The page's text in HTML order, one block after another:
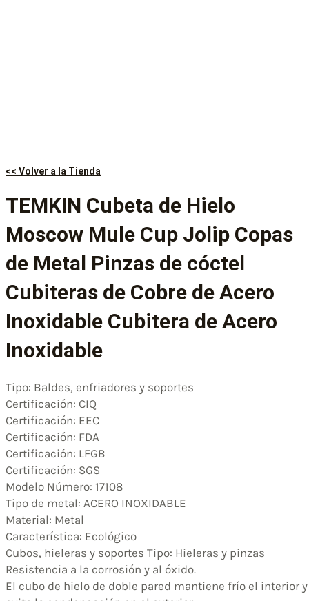
<< Volver a la Tienda
TEMKIN Cubeta de Hielo
Moscow Mule Cup Jolip Copas
de Metal Pinzas de cóctel
Cubiteras de Cobre de Acero
Inoxidable Cubitera de Acero
Inoxidable
Tipo: Baldes, enfriadores y soportes
Certificación: CIQ
Certificación: EEC
Certificación: FDA
Certificación: LFGB
Certificación: SGS
Modelo Número: 17108
Tipo de metal: ACERO INOXIDABLE
Material: Metal
Característica: Ecológico
Cubos, hieleras y soportes Tipo: Hieleras y pinzas
Resistencia a la corrosión y al óxido.
El cubo de hielo de doble pared mantiene frío el interior y